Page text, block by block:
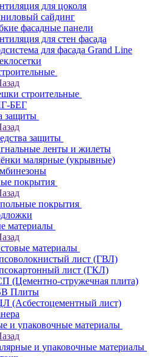
для цоколя
сайдинг
фасадные панели
для стен фасада
для фасада Grand Line
строительные
БЕГ
защиты
защиты
ленты и жилеты
малярные (укрывные)
покрытия
покрытия
материалы
материалы
лист (ГВЛ)
лист (ГКЛ)
(Цементно-стружечная плита)
Плиты
(Асбестоцементный лист)
и упаковочные материалы
и упаковочные материалы